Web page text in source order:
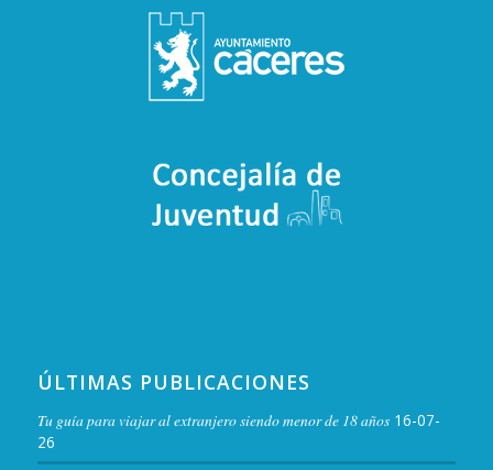
ÚLTIMAS PUBLICACIONES
Tu guía para viajar al extranjero siendo menor de 18 años 16-07-
26